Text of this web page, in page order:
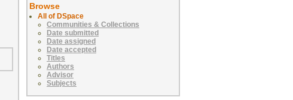
Browse
All of DSpace
Communities & Collections
Date submitted
Date assigned
Date accepted
Titles
Authors
Advisor
Subjects